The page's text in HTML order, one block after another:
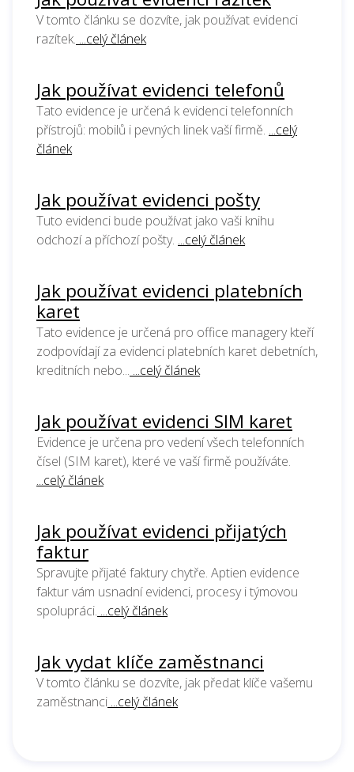
V tomto článku se dozvíte, jak používat evidenci
razítek. ...celý článek
Jak používat evidenci telefonů
Tato evidence je určená k evidenci telefonních
přístrojů: mobilů i pevných linek vaší firmě. ...celý
článek
Jak používat evidenci pošty
Tuto evidenci bude používat jako vaši knihu
odchozí a příchozí pošty. ...celý článek
Jak používat evidenci platebních
karet
Tato evidence je určená pro office managery kteří
zodpovídají za evidenci platebních karet debetních,
kreditních nebo... ...celý článek
Jak používat evidenci SIM karet
Evidence je určena pro vedení všech telefonních
čísel (SIM karet), které ve vaší firmě používáte.
...celý článek
Jak používat evidenci přijatých
faktur
Spravujte přijaté faktury chytře. Aptien evidence
faktur vám usnadní evidenci, procesy i týmovou
spolupráci. ...celý článek
Jak vydat klíče zaměstnanci
V tomto článku se dozvíte, jak předat klíče vašemu
zaměstnanci ...celý článek